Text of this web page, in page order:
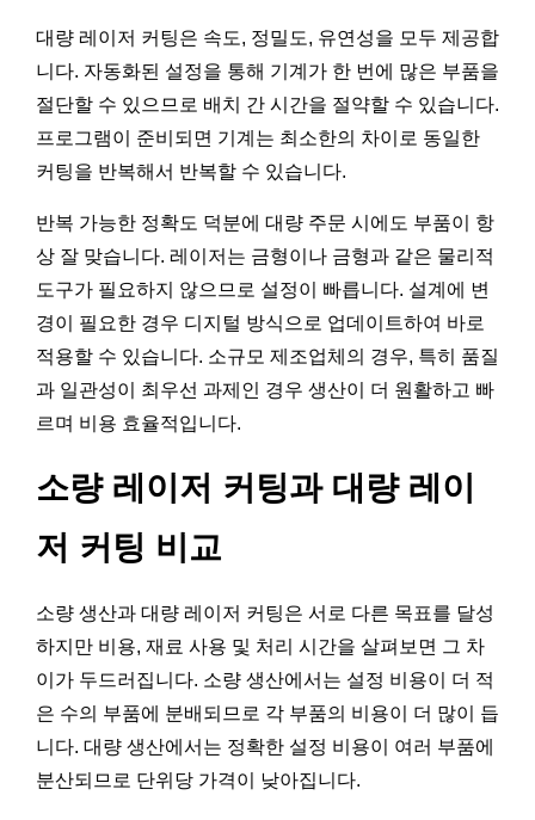
대량 레이저 커팅은 속도, 정밀도, 유연성을 모두 제공합
니다. 자동화된 설정을 통해 기계가 한 번에 많은 부품을
절단할 수 있으므로 배치 간 시간을 절약할 수 있습니다.
프로그램이 준비되면 기계는 최소한의 차이로 동일한
커팅을 반복해서 반복할 수 있습니다.
반복 가능한 정확도 덕분에 대량 주문 시에도 부품이 항
상 잘 맞습니다. 레이저는 금형이나 금형과 같은 물리적
도구가 필요하지 않으므로 설정이 빠릅니다. 설계에 변
경이 필요한 경우 디지털 방식으로 업데이트하여 바로
적용할 수 있습니다. 소규모 제조업체의 경우, 특히 품질
과 일관성이 최우선 과제인 경우 생산이 더 원활하고 빠
르며 비용 효율적입니다.
소량 레이저 커팅과 대량 레이
저 커팅 비교
소량 생산과 대량 레이저 커팅은 서로 다른 목표를 달성
하지만 비용, 재료 사용 및 처리 시간을 살펴보면 그 차
이가 두드러집니다. 소량 생산에서는 설정 비용이 더 적
은 수의 부품에 분배되므로 각 부품의 비용이 더 많이 듭
니다. 대량 생산에서는 정확한 설정 비용이 여러 부품에
분산되므로 단위당 가격이 낮아집니다.